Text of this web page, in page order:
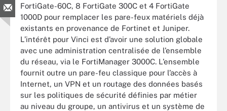
FortiGate-60C, 8 FortiGate 300C et 4 FortiGate
1000D pour remplacer les pare-feux matériels déjà
existants en provenance de Fortinet et Juniper.
L’intérêt pour Vinci est d’avoir une solution globale
avec une administration centralisée de l’ensemble
du réseau, via le FortiManager 3000C. L’ensemble
fournit outre un pare-feu classique pour l’accès à
Internet, un VPN et un routage des données basés
sur les politiques de sécurité définies par métier
au niveau du groupe, un antivirus et un système de